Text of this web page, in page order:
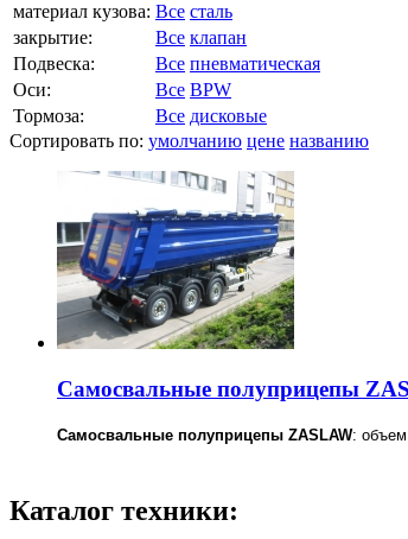
материал кузова: Все сталь
закрытие:
Все клапан
Подвеска:
Все пневматическая
Оси:
Все BPW
Тормоза:
Все дисковые
Сортировать по: умолчанию цене названию
Самосвальные полуприцепы
Самосвальные полуприцепы ZASLAW:
Каталог техники: